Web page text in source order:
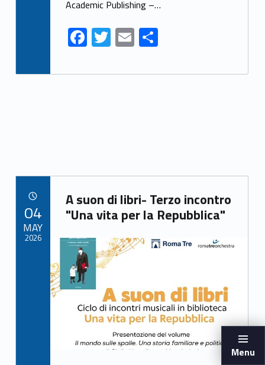
Menu
k
Academic Publishing –…
F
ac
e
T
w
itt
E
m
ai
S
ar
Link identifier archive #link-archive-2456
A suon di libri- Terzo incontro
"Una vita per la Repubblica"
Link identifier archive #link-archive-thumb-soap-78660
04
MAY
2026